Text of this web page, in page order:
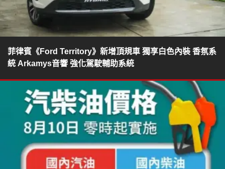
菲律賓《Ford Territory》新增頂規車 獨享白色內裝 香氛系
統 Arkamys音響 強化駕駛輔助系統